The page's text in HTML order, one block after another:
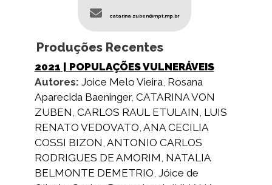
catarina.zuben@mpt.mp.br
Produções Recentes
2021 | POPULAÇÕES VULNERÁVEIS
Autores: Joice Melo Vieira, Rosana
Aparecida Baeninger, CATARINA VON
ZUBEN CARLOS RAUL ETULAIN LUIS
RENATO VEDOVATO ANA CECILIA
COSSI BIZON ANTONIO CARLOS
RODRIGUES DE AMORIM NATALIA
BELMONTE DEMETRIO Jóice de